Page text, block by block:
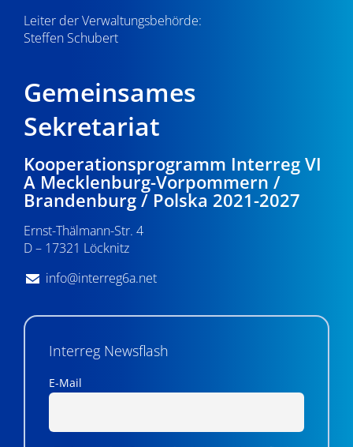
Leiter der Verwaltungsbehörde:
Steffen Schubert
Gemeinsames
Sekretariat
Kooperationsprogramm Interreg VI
A Mecklenburg-Vorpommern /
Brandenburg / Polska 2021-2027
Ernst-Thälmann-Str. 4
D – 17321 Löcknitz
info@interreg6a.net
Interreg Newsflash
E-Mail